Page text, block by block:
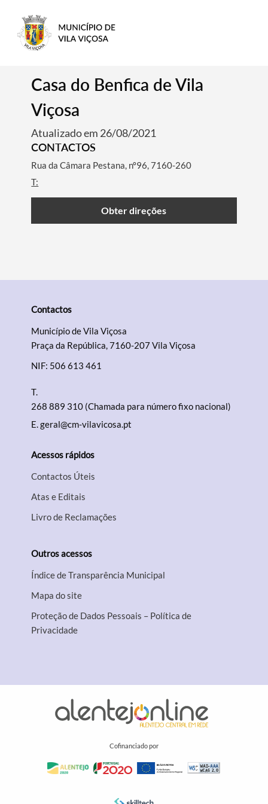
Categorias gerais
Filtros
Casa do Benfica de Vila
Viçosa
Atualizado em 26/08/2021
CONTACTOS
Rua da Câmara Pestana, nº96, 7160-260
T:
Obter direções
Contactos
Município de Vila Viçosa
Praça da República, 7160-207 Vila Viçosa
NIF: 506 613 461
T.
268 889 310 (Chamada para número fixo nacional)
E.geral@cm-vilavicosa.pt
Acessos rápidos
Contactos Úteis
Atas e Editais
Livro de Reclamações
Outros acessos
Índice de Transparência Municipal
Mapa do site
Proteção de Dados Pessoais – Política de
Privacidade
Cofinanciado por